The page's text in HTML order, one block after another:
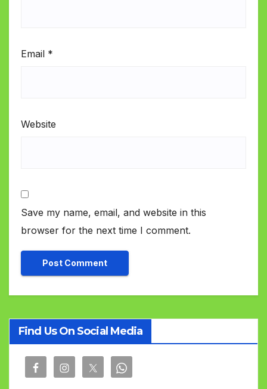
Email *
Website
Save my name, email, and website in this
browser for the next time I comment.
Find Us On Social Media